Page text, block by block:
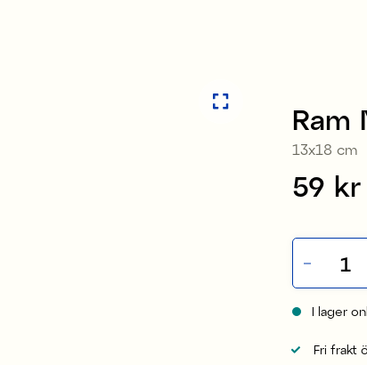
Ram
13x18 cm
Pris:
59 kr
I lager
Fri frakt